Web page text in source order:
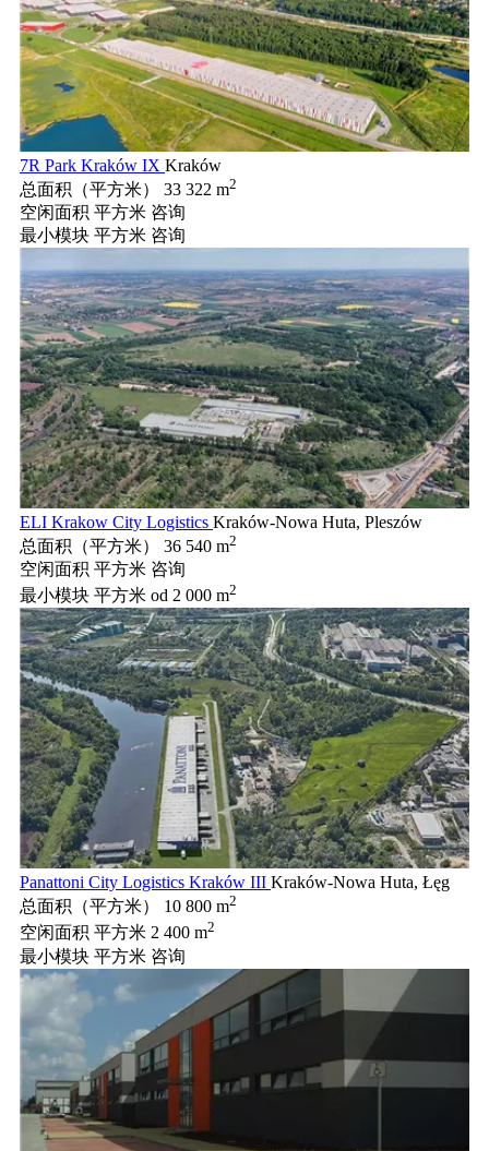
7R Park Kraków IX Kraków
总面积（平方米）
33 322 m2
空闲面积 平方米 咨询
最小模块 平方米 咨询
ELI Krakow City Logistics Kraków-Nowa Huta, Pleszów
总面积（平方米）
36 540 m2
空闲面积 平方米 咨询
最小模块 平方米 od 2 000 m2
Panattoni City Logistics Kraków III Kraków-Nowa Huta, Łęg
总面积（平方米）
10 800 m2
空闲面积 平方米 2 400 m2
最小模块 平方米 咨询